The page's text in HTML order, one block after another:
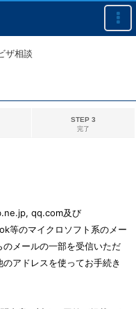
ザ相談
STEP 3
完了
qq.com及び
のマイクロソフト系のメー
メールの一部を受信いただ
アドレスを使ってお手続き